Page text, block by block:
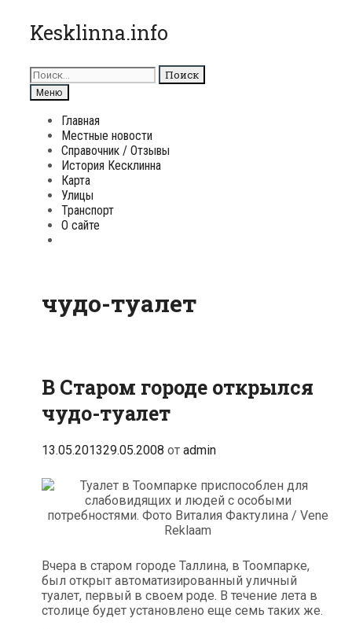
Перейти
к
Kesklinna.info
Поиск
для:
Поиск
Меню
Главная
Местные новости
Справочник / Отзывы
История Кесклинна
Карта
Улицы
Транспорт
О сайте
чудо-туалет
В Старом городе открылся
чудо-туалет
13.05.201329.05.2008 от admin
Вчера в старом городе Таллина, в Тоомпарке,
был открыт автоматизированный уличный
туалет, первый в своем роде. В течение лета в
столице будет установлено еще семь таких же.